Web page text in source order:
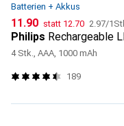
Batterien + Akkus
CHF
11.90 statt CHF
12.70 CHF
2.97/
Philips Rechargeable
4 Stk., AAA, 1000 mAh
189